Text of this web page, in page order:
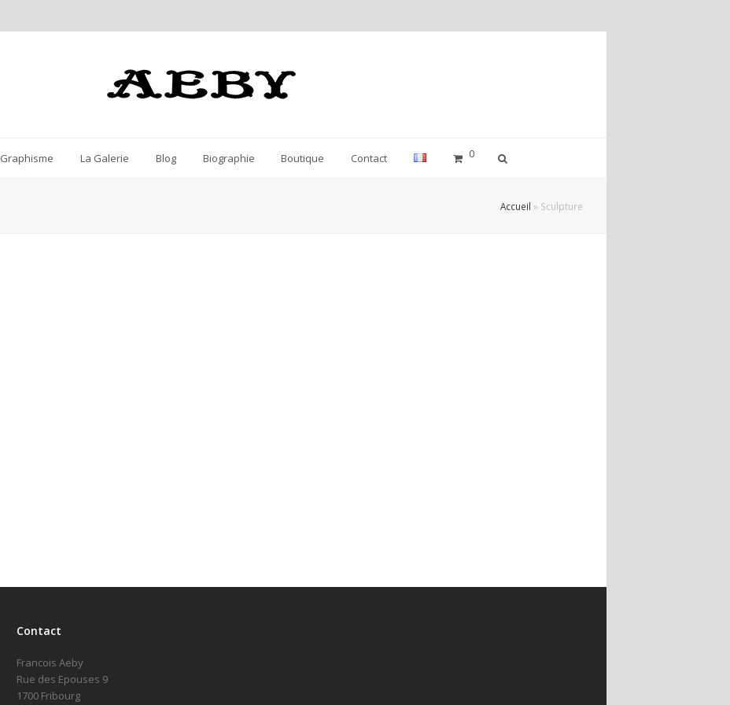
Graphisme La Galerie Blog Biographie Boutique Contact 0
Accueil » Sculpture
Contact
Francois Aeby
Rue des Epouses 9
1700 Fribourg